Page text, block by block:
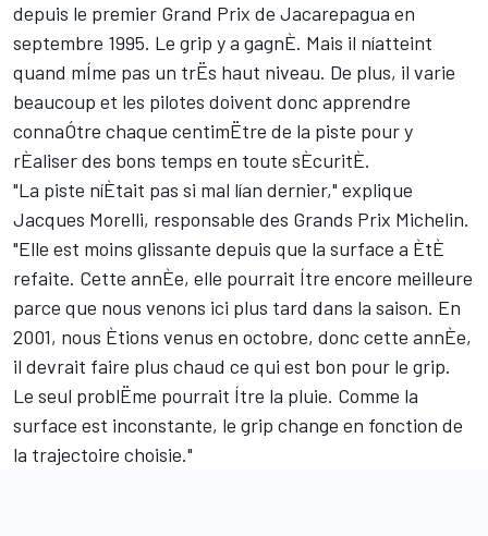
depuis le premier Grand Prix de Jacarepagua en
septembre 1995. Le grip y a gagnÈ. Mais il níatteint
quand mÍme pas un trËs haut niveau. De plus, il varie
beaucoup et les pilotes doivent donc apprendre
connaÓtre chaque centimËtre de la piste pour y
rÈaliser des bons temps en toute sÈcuritÈ.
"La piste níÈtait pas si mal lían dernier," explique
Jacques Morelli, responsable des Grands Prix Michelin.
"Elle est moins glissante depuis que la surface a ÈtÈ
refaite. Cette annÈe, elle pourrait Ítre encore meilleure
parce que nous venons ici plus tard dans la saison. En
2001, nous Ètions venus en octobre, donc cette annÈe,
il devrait faire plus chaud ce qui est bon pour le grip.
Le seul problËme pourrait Ítre la pluie. Comme la
surface est inconstante, le grip change en fonction de
la trajectoire choisie."